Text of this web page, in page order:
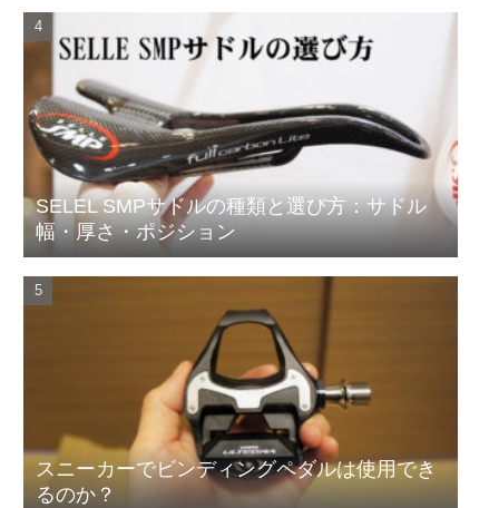
SELEL SMPサドルの種類と選び方：サドル
幅・厚さ・ポジション
スニーカーでビンディングペダルは使用でき
るのか？